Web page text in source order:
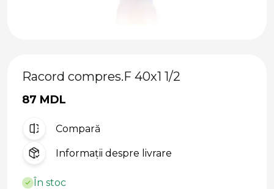
Racord compres.F 40x1 1/2
87 MDL
Compară
Informații despre livrare
În stoc